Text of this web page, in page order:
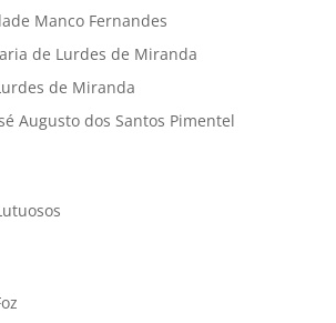
Manco Fernandes
de Lurdes de Miranda
de Miranda
Augusto dos Santos Pimentel